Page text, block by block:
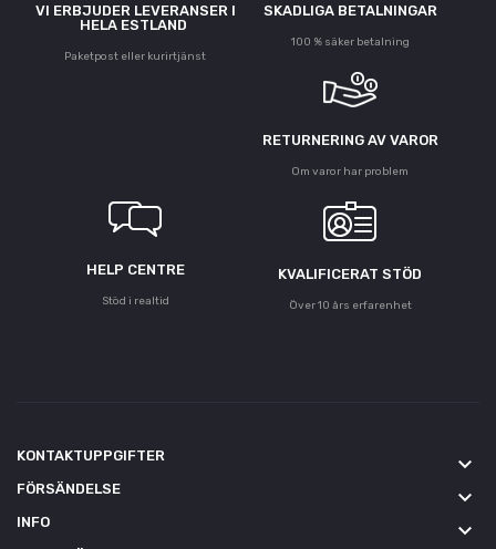
VI ERBJUDER LEVERANSER I
HELA ESTLAND
Paketpost eller kurirtjänst
SKADLIGA BETALNINGAR
100 % säker betalning
RETURNERING AV VAROR
Om varor har problem
HELP CENTRE
Stöd i realtid
KVALIFICERAT STÖD
Över 10 års erfarenhet
KONTAKTUPPGIFTER keyboard_arrow_down
FÖRSÄNDELSE keyboard_arrow_down
INFO keyboard_arrow_down